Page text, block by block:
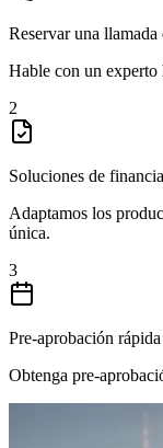
Reservar una llamada
Hable con un experto
2
Soluciones de
Adaptamos los
única.
3
Pre-aprobación rápida
Obtenga pre-